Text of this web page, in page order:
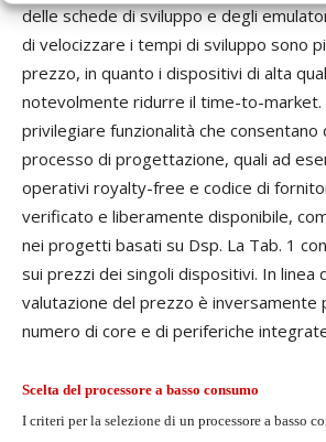
delle schede di sviluppo e degli
di velocizzare i tempi di sviluppo sono
prezzo, in quanto i dispositivi di alta
notevolmente ridurre il time-to-market.
privilegiare funzionalità che consentano
processo di progettazione, quali ad
operativi royalty-free e codice di
verificato e liberamente disponibile,
nei progetti basati su Dsp. La Tab. 1
sui prezzi dei singoli dispositivi. In linea
valutazione del prezzo è inversamente
numero di core e di periferiche
Scelta del processore a basso consumo
I criteri per la selezione di un processore a basso